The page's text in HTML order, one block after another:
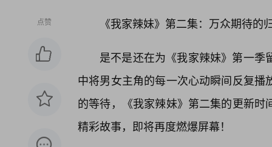
点赞 《我家辣妹》第二集：万众期待
是不是还在为《我家辣妹》第一
中将男女主角的每一次心动瞬间反复
的等待，《我家辣妹》第二集的更新
精彩故事，即将再度燃爆屏幕！